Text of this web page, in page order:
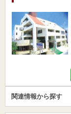
関連情報から探す